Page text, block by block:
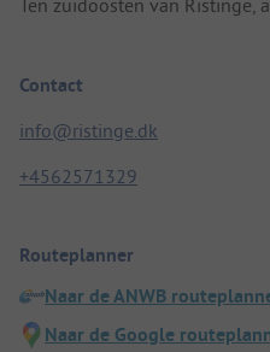
Ten zuidoosten van
Contact
info@ristinge.dk
+4562571329
Routeplanner
Naar de ANWB
Naar de Google